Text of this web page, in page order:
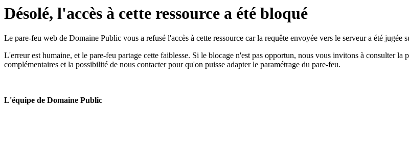
Désolé, l'accès à cette ressource a été bloqué
Le pare-feu web de Domaine Public vous a refusé l'accès à cette ressource car la requête envoyée vers le serveur a été jugée
L'erreur est humaine, et le pare-feu partage cette faiblesse. Si le blocage n'est pas opportun, nous vous invitons à consulter la
complémentaires et la possibilité de nous contacter pour qu'on puisse adapter le paramétrage du pare-feu.
L'équipe de Domaine Public